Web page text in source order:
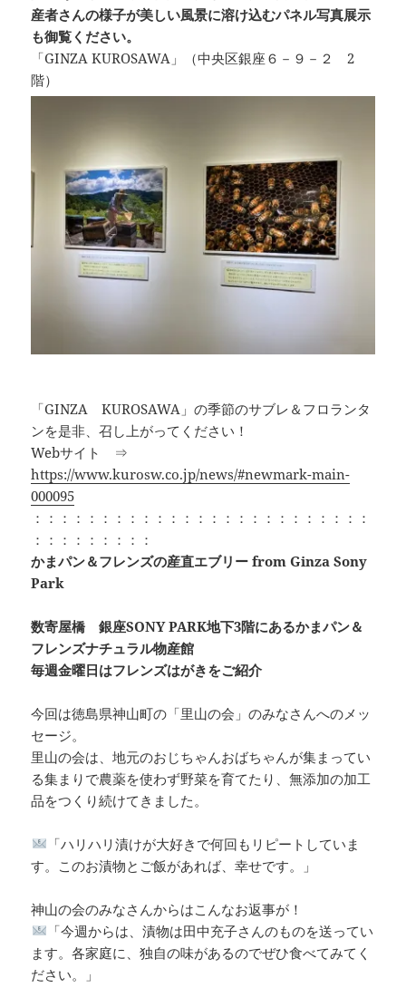
産者さんの様子が美しい風景に溶け込むパネル写真展示
も御覧ください。
「GINZA KUROSAWA」（中央区銀座６－９－２ 2
階）
「GINZA KUROSAWA」の季節のサブレ＆フロランタ
ンを是非、召し上がってください！
Webサイト ⇒
https://www.kurosw.co.jp/news/#newmark-main-
000095
：：：：：：：：：：：：：：：：：：：：：：：：：
：：：：：：：：：
かまパン＆フレンズの産直エブリー from Ginza Sony
Park
数寄屋橋 銀座SONY PARK地下3階にあるかまパン＆
フレンズナチュラル物産館
毎週金曜日はフレンズはがきをご紹介
今回は徳島県神山町の「里山の会」のみなさんへのメッ
セージ。
里山の会は、地元のおじちゃんおばちゃんが集まってい
る集まりで農薬を使わず野菜を育てたり、無添加の加工
品をつくり続けてきました。
「ハリハリ漬けが大好きで何回もリピートしていま
す。このお漬物とご飯があれば、幸せです。」
神山の会のみなさんからはこんなお返事が！
「今週からは、漬物は田中充子さんのものを送ってい
ます。各家庭に、独自の味があるのでぜひ食べてみてく
ださい。」